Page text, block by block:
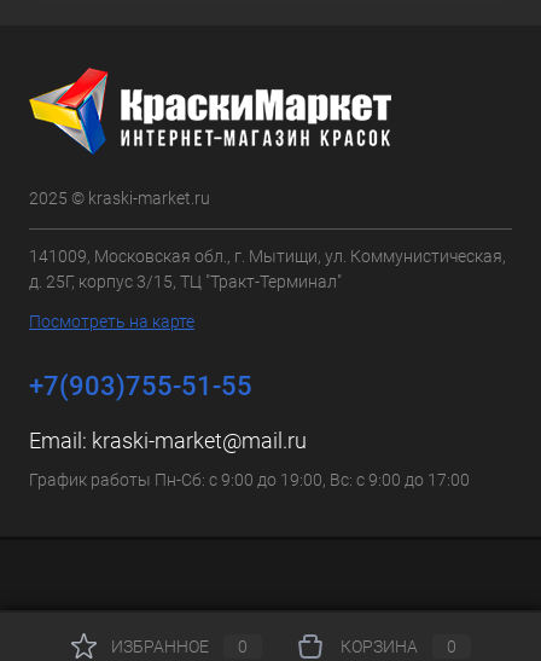
2025 © kraski-market.ru
141009, Московская обл., г. Мытищи, ул. Коммунистическая,
д. 25Г, корпус 3/15, ТЦ "Тракт-Терминал"
Посмотреть на карте
+7(903)755-51-55
Email: kraski-market@mail.ru
График работы Пн-Сб: с 9:00 до 19:00, Вс: с 9:00 до 17:00
ИЗБРАННОЕ 0 КОРЗИНА 0